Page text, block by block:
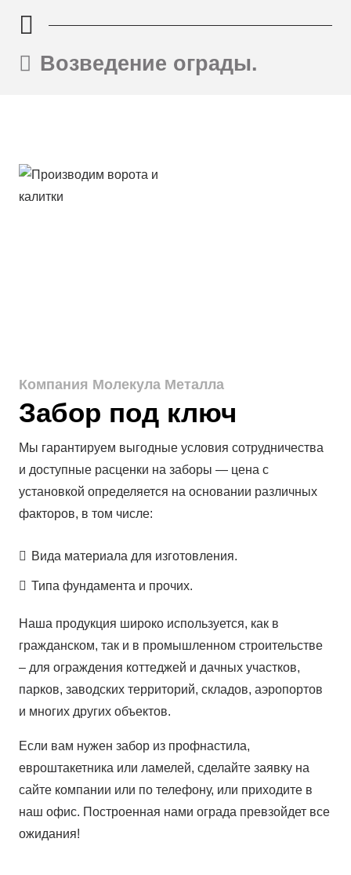
Возведение ограды.
Компания Молекула Металла
Забор под ключ
Мы гарантируем выгодные условия сотрудничества
и доступные расценки на заборы — цена с
установкой определяется на основании различных
факторов, в том числе:
Вида материала для изготовления.
Типа фундамента и прочих.
Наша продукция широко используется, как в
гражданском, так и в промышленном строительстве
– для ограждения коттеджей и дачных участков,
парков, заводских территорий, складов, аэропортов
и многих других объектов.
Если вам нужен забор из профнастила,
евроштакетника или ламелей, сделайте заявку на
сайте компании или по телефону, или приходите в
наш офис. Построенная нами ограда превзойдет все
ожидания!